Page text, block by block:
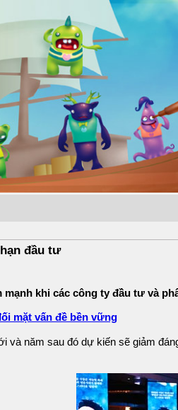
đầu tư
khi các công ty đầu tư và
mặt vấn đề bền vững
năm sau đó dự kiến ​​sẽ giảm